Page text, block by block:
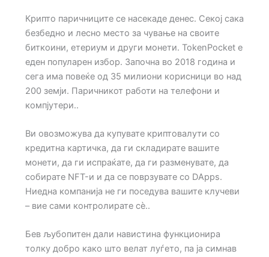
Крипто паричниците се насекаде денес. Секој сака
безбедно и лесно место за чување на своите
биткоини, етериум и други монети. TokenPocket е
еден популарен избор. Започна во 2018 година и
сега има повеќе од 35 милиони корисници во над
200 земји. Паричникот работи на телефони и
компјутери..
Ви овозможува да купувате криптовалути со
кредитна картичка, да ги складирате вашите
монети, да ги испраќате, да ги разменувате, да
собирате NFT-и и да се поврзувате со DApps.
Ниедна компанија не ги поседува вашите клучеви
– вие сами контролирате сè..
Бев љубопитен дали навистина функционира
толку добро како што велат луѓето, па ја симнав